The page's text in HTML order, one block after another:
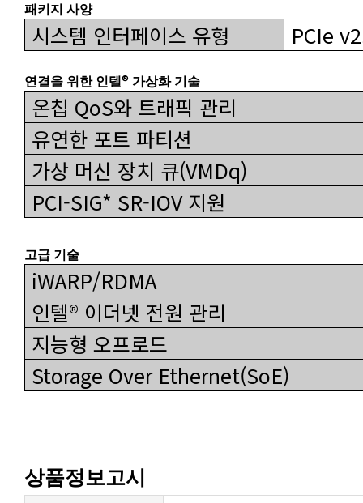
패키지 사양
시스템 인터페이스 유형 PCIe
연결을 위한 인텔® 가상화 기술
온칩 QoS와 트래픽 관리
유연한 포트 파티션
가상 머신 장치 큐(VMDq)
PCI-SIG* SR-IOV 지원
고급 기술
iWARP/RDMA
인텔® 이더넷 전원 관리
지능형 오프로드
Storage Over Ethernet(SoE)
상품정보고시